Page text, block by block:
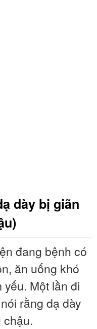
dày bị giãn
đang bệnh có
ăn uống khó
Một lần đi
rằng dạ dày
chậu.